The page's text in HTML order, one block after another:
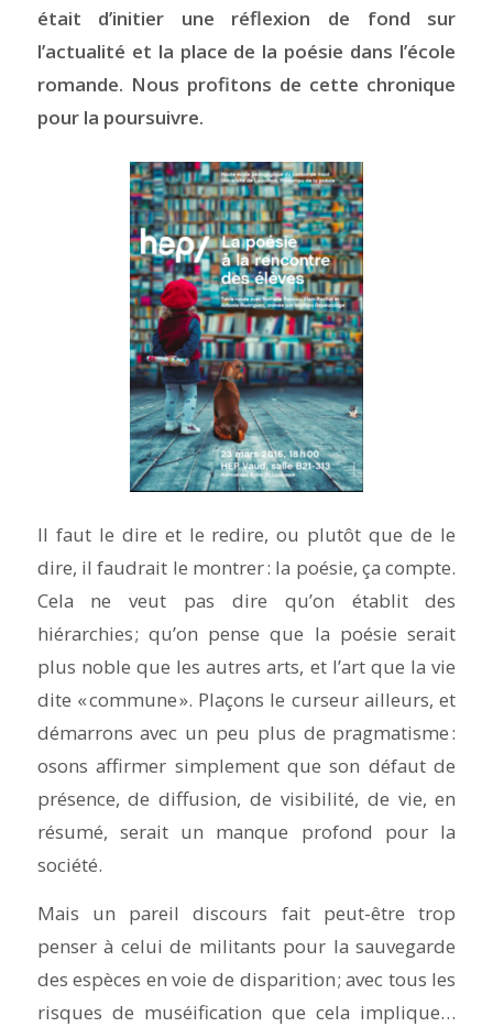
était d’initier une réflexion de fond sur
l’actualité et la place de la poésie dans l’école
romande. Nous profitons de cette chronique
pour la poursuivre.
Il faut le dire et le redire, ou plutôt que de le
dire, il faudrait le montrer : la poésie, ça compte.
Cela ne veut pas dire qu’on établit des
hiérarchies ; qu’on pense que la poésie serait
plus noble que les autres arts, et l’art que la vie
dite « commune ». Plaçons le curseur ailleurs, et
démarrons avec un peu plus de pragmatisme :
osons affirmer simplement que son défaut de
présence, de diffusion, de visibilité, de vie, en
résumé, serait un manque profond pour la
société.
Mais un pareil discours fait peut-être trop
penser à celui de militants pour la sauvegarde
des espèces en voie de disparition ; avec tous les
risques de muséification que cela implique…